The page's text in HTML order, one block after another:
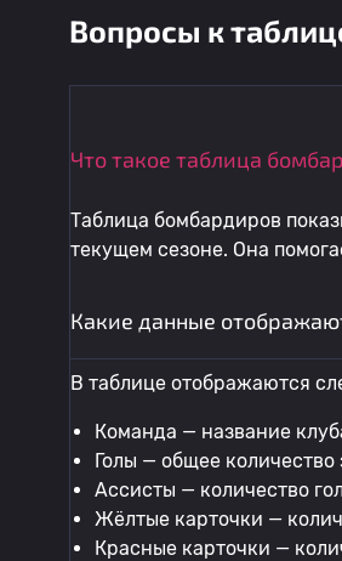
Вопросы к
Что такое таблица
Таблица бомбардиров
текущем сезоне. Она
Какие данные
В таблице отображаются
Команда — название
Голы — общее количество
Ассисты — количество
Жёлтые карточки —
Красные карточки —